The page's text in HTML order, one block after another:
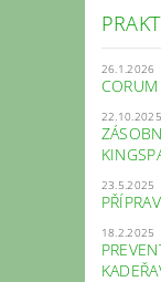
26.1.2026
22.10.2025
23.5.2025
18.2.2025